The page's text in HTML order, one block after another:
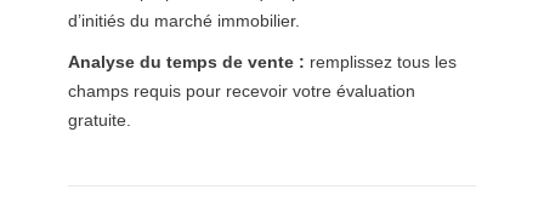
d’initiés du marché immobilier.
Analyse du temps de vente : remplissez tous les
champs requis pour recevoir votre évaluation
gratuite.